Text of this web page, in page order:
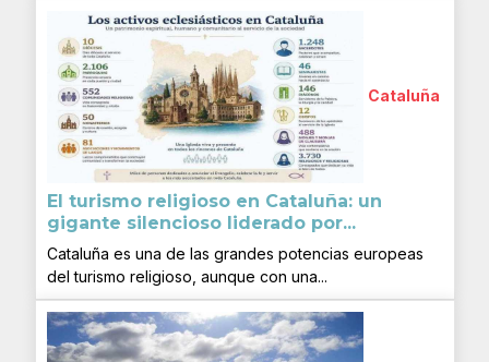
Cataluña
El turismo religioso en Cataluña: un
gigante silencioso liderado por...
Cataluña es una de las grandes potencias europeas
del turismo religioso, aunque con una...